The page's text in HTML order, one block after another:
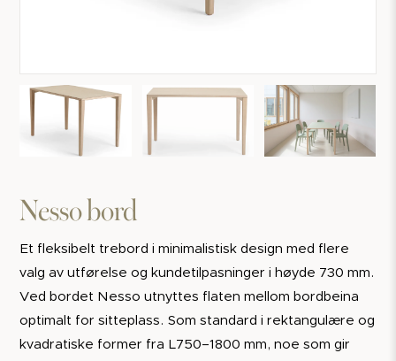
Nesso bord
Et fleksibelt trebord i minimalistisk design med flere
valg av utførelse og kundetilpasninger i høyde 730 mm.
Ved bordet Nesso utnyttes flaten mellom bordbeina
optimalt for sitteplass. Som standard i rektangulære og
kvadratiske former fra L750–1800 mm, noe som gir